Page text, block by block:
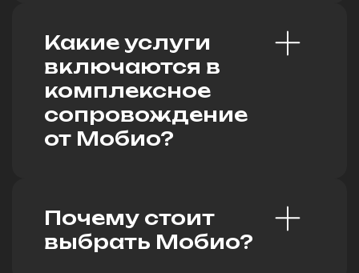
Какие услуги
включаются в
комплексное
сопровождение
от Мобио?
Почему стоит
выбрать Мобио?